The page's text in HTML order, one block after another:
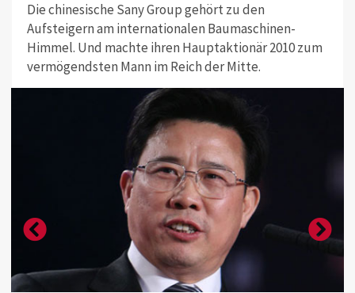
Die chinesische Sany Group gehört zu den
Aufsteigern am internationalen Baumaschinen-
Himmel. Und machte ihren Hauptaktionär 2010 zum
vermögendsten Mann im Reich der Mitte.